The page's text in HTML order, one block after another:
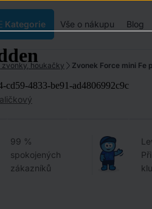
Kategorie Vše o nákupu Blog
houkačky Zvonek Force mini Fe
99 %
spokojených
zákazníků